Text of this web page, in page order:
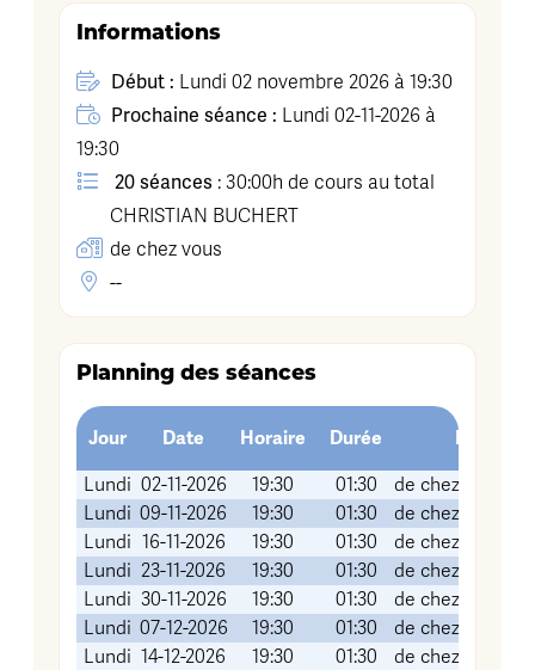
Informations
Début : Lundi 02 novembre 2026 à 19:30
Prochaine séance : Lundi 02-11-2026 à
19:30
20 séances : 30:00h de cours au total
CHRISTIAN BUCHERT
de chez vous
--
Planning des séances
Jour Date Horaire Durée
Lieu
Lundi 02-11-2026 19:30 01:30
de chez vous
Lundi 09-11-2026 19:30 01:30
de chez vous
Lundi 16-11-2026 19:30 01:30
de chez vous
Lundi 23-11-2026 19:30 01:30
de chez vous
Lundi 30-11-2026 19:30 01:30
de chez vous
Lundi 07-12-2026 19:30 01:30
de chez vous
Lundi 14-12-2026 19:30 01:30 de chez vous